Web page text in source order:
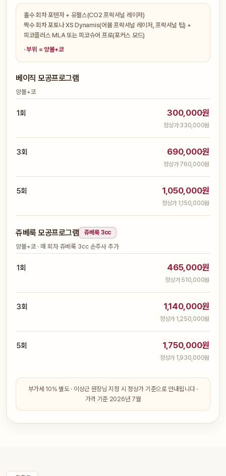
홀수 회차 포텐자 + 유펄스(CO2 프락셔널 레이저)
짝수 회차 포토나 XS Dynamis(어븀 프락셔널 레이저, 프락셔널 팁) +
피코플러스 MLA 또는 피코슈어 프로(포커스 모드)
· 부위 = 양볼+코
베이직 모공프로그램
양볼+코
1회 300,000원
정상가 330,000원
3회 690,000원
정상가 760,000원
5회 1,050,000원
정상가 1,150,000원
쥬베룩 모공프로그램 쥬베룩 3cc
양볼+코 · 매 회차 쥬베룩 3cc 손주사 추가
1회 465,000원
정상가 510,000원
3회 1,140,000원
정상가 1,250,000원
5회 1,750,000원
정상가 1,930,000원
부가세 10% 별도 · 이상근 원장님 지정 시 정상가 기준으로 안내됩니다 ·
가격 기준 2026년 7월